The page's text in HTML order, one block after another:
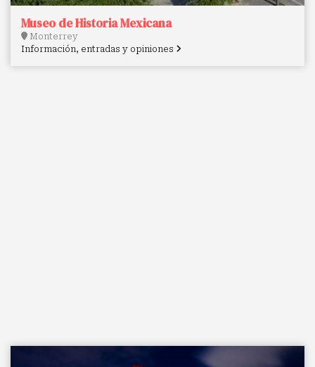
Museo de Historia Mexicana
Monterrey
Información, entradas y opiniones